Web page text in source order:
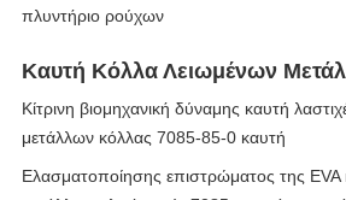
πλυντήριο ρούχων
Καυτή Κόλλα Λειωμένων
Κίτρινη βιομηχανική δύναμης καυτή
μετάλλων κόλλας 7085-85-0 καυτή
Ελασματοποίησης επιστρώματος της EVA